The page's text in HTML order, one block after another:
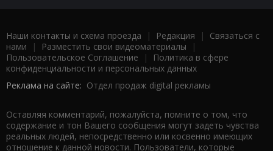
Наши контакты и схема проезда | Редакция | Связаться с
нами | Разместить свои видеоматериалы |
Пользовательское Соглашение |
Политика в сфере
конфиденциальности и персональных данных
Реклама на сайте: Отдел продаж digital рекламы
Оставляя комментарий, пожалуйста, помните о том, что
содержание и тон Вашего сообщения могут задеть чувства
реальных людей, непосредственно или косвенно имеющих
отношение к данной новости. Пользователи, которые